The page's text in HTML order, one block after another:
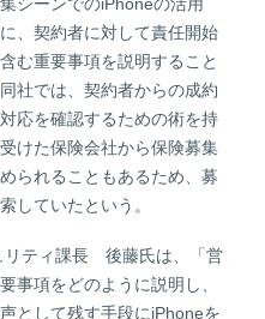
、契約者に対して責任開始
む重要事項を説明すること
社では、契約者からの成約
応を確認するための術を持
けた保険会社から保険募集
られることもあるため、募
していたという。
リティ課長 後藤氏は、「営
事項をどのように説明し、
として残す手段にiPhoneを